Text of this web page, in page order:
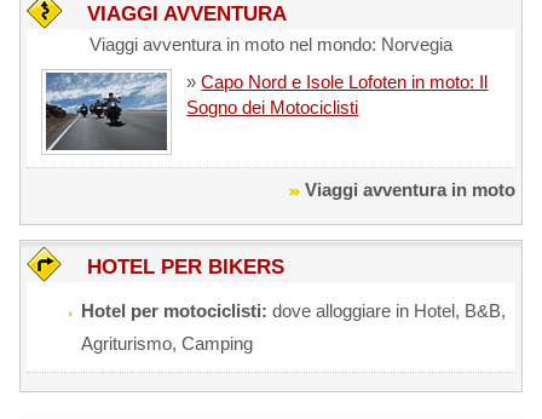
VIAGGI AVVENTURA
Viaggi avventura in moto nel mondo: Norvegia
»Capo Nord e Isole Lofoten in moto: Il
Sogno dei Motociclisti
Viaggi avventura in moto
HOTEL PER BIKERS
Hotel per motociclisti: dove alloggiare in Hotel, B&B,
Agriturismo, Camping